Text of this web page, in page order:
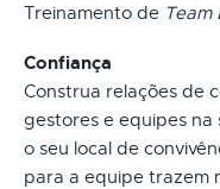
Treinamento de Team
Confiança
Construa relações de
gestores e equipes na
o seu local de
para a equipe trazem